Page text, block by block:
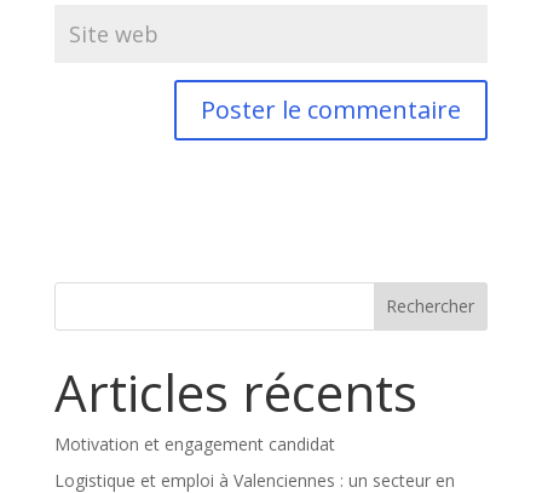
Articles récents
Motivation et engagement candidat
Logistique et emploi à Valenciennes : un secteur en